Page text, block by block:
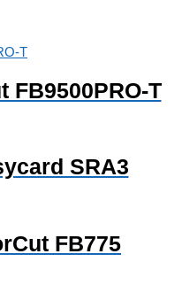
FB9500PRO-T
SRA3
FB775